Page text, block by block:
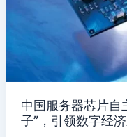
中国服务器芯片自
子”，引领数字经